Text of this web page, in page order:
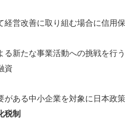
経営改善に取り組む場合に信用
新たな事業活動への挑戦を行
資
ある中小企業を対象に日本政
税制